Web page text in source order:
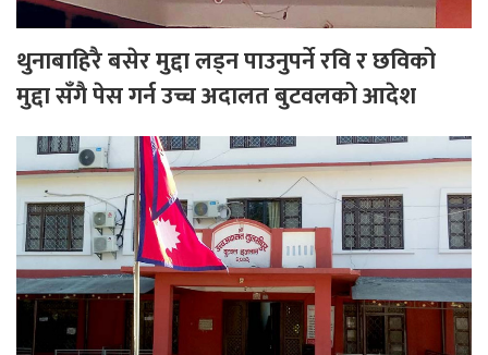
थुनाबाहिरै बसेर मुद्दा लड्न पाउनुपर्ने रवि र छविको
मुद्दा सँगै पेस गर्न उच्च अदालत बुटवलको आदेश